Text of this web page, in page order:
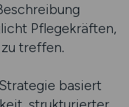
Pflegekräften,
treffen.
basiert